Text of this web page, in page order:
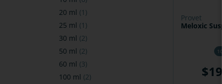
20 ml (1 )
25 ml (1 )
30 ml (2)
50 ml (2)
60 ml (3)
100 ml (2)
provet
Meloxic
$19